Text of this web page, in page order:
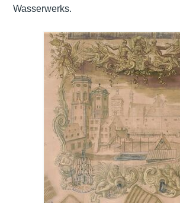
Wasserwerks.